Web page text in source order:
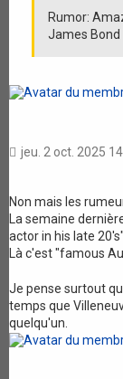
Rumor:
James Bond
jeu. 2 oct. 2025
Non mais les
La semaine
actor in his late 20's".
Là c'est "famous
Je pense surtout
temps que
quelqu'un.